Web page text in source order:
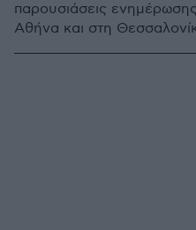
παρουσιάσεις
Αθήνα και στη